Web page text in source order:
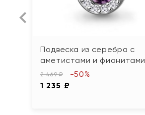
Подвеска из серебра с
аметистами и фианитами
2 469 ₽
1 235 ₽
-50%